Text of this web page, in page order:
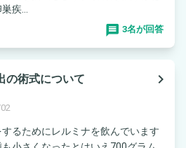
疾...
3名が回答
の術式について
navigate_next
るためにレルミナを飲んでいます